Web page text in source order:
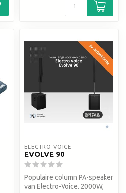
ELECTRO-VOICE
EVOLVE 90
Populaire column PA-speaker
van Electro-Voice. 2000W,